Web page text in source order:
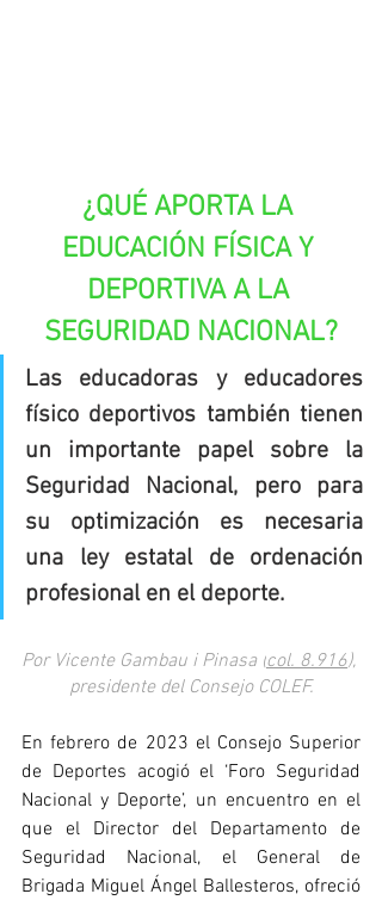
¿QUÉ APORTA LA
EDUCACIÓN FÍSICA Y
DEPORTIVA A LA
SEGURIDAD NACIONAL?
Las educadoras y educadores
físico deportivos también tienen
un importante papel sobre la
Seguridad Nacional, pero para
su optimización es necesaria
una ley estatal de ordenación
profesional en el deporte.
Por Vicente Gambau i Pinasa (col. 8.916),
presidente del Consejo COLEF.
En febrero de 2023 el Consejo Superior
de Deportes acogió el ‘Foro Seguridad
Nacional y Deporte’, un encuentro en el
que el Director del Departamento de
Seguridad Nacional, el General de
Brigada Miguel Ángel Ballesteros, ofreció